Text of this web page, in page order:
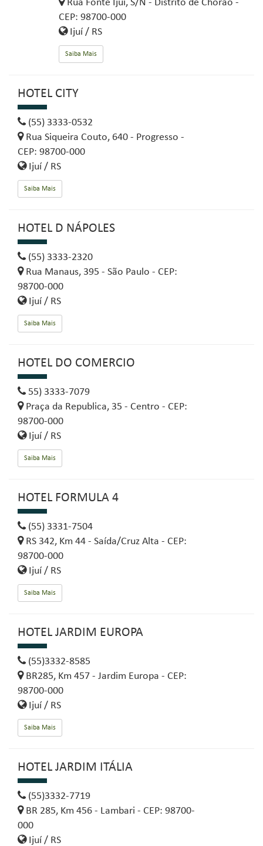
Rua Fonte Ijuí, S/N - Distrito de Chorão -
CEP: 98700-000
Ijuí / RS
Saiba Mais
HOTEL CITY
(55) 3333-0532
Rua Siqueira Couto, 640 - Progresso -
CEP: 98700-000
Ijuí / RS
Saiba Mais
HOTEL D NÁPOLES
(55) 3333-2320
Rua Manaus, 395 - São Paulo - CEP:
98700-000
Ijuí / RS
Saiba Mais
HOTEL DO COMERCIO
55) 3333-7079
Praça da Republica, 35 - Centro - CEP:
98700-000
Ijuí / RS
Saiba Mais
HOTEL FORMULA 4
(55) 3331-7504
RS 342, Km 44 - Saída/Cruz Alta - CEP:
98700-000
Ijuí / RS
Saiba Mais
HOTEL JARDIM EUROPA
(55)3332-8585
BR285, Km 457 - Jardim Europa - CEP:
98700-000
Ijuí / RS
Saiba Mais
HOTEL JARDIM ITÁLIA
(55)3332-7719
BR 285, Km 456 - Lambari - CEP: 98700-
000
Ijuí / RS